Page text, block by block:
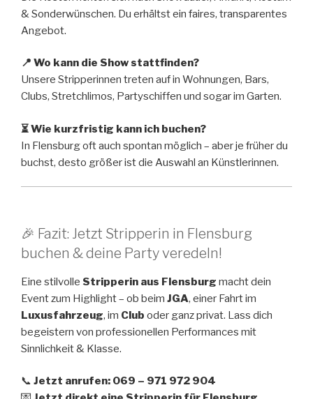
& Sonderwünschen. Du erhältst ein faires, transparentes
Angebot.
📍 Wo kann die Show stattfinden?
Unsere Stripperinnen treten auf in Wohnungen, Bars,
Clubs, Stretchlimos, Partyschiffen und sogar im Garten.
⏳ Wie kurzfristig kann ich buchen?
In Flensburg oft auch spontan möglich – aber je früher du
buchst, desto größer ist die Auswahl an Künstlerinnen.
🎉 Fazit: Jetzt Stripperin in Flensburg
buchen & deine Party veredeln!
Eine stilvolle Stripperin aus Flensburg macht dein
Event zum Highlight – ob beim JGA, einer Fahrt im
Luxusfahrzeug, im Club oder ganz privat. Lass dich
begeistern von professionellen Performances mit
Sinnlichkeit & Klasse.
📞 Jetzt anrufen: 069 – 971 972 904